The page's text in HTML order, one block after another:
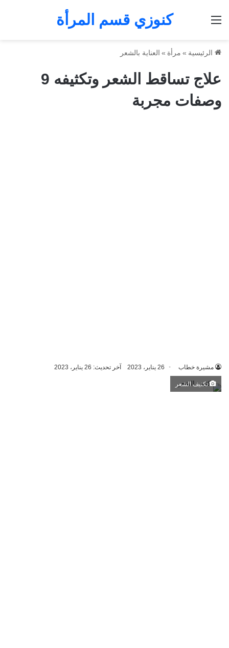
كنوزي قسم المرأة
الرئيسية » مرأة » العناية بالشعر
علاج تساقط الشعر وتكثيفه 9
وصفات مجربة
مشيرة خطاب 26 يناير، 2023 آخر تحديث: 26 يناير، 2023
تكثيف الشعر